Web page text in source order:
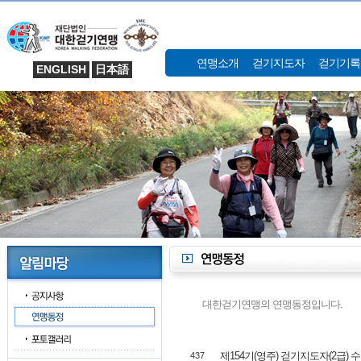
ENGLISH 日本語 연맹소개 걷기지도자 걷기기
대한걷기연맹의 연맹동정입니다.
437 제154기(영주) 걷기지도자(2급)